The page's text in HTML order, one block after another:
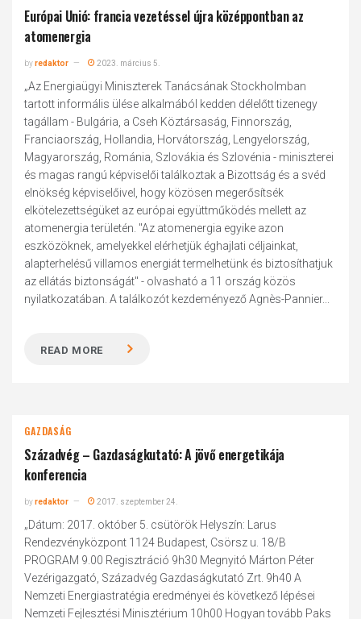
Európai Unió: francia vezetéssel újra középpontban az
atomenergia
byredaktor 2023. március 5.
„Az Energiaügyi Miniszterek Tanácsának Stockholmban
tartott informális ülése alkalmából kedden délelőtt tizenegy
tagállam - Bulgária, a Cseh Köztársaság, Finnország,
Franciaország, Hollandia, Horvátország, Lengyelország,
Magyarország, Románia, Szlovákia és Szlovénia - miniszterei
és magas rangú képviselői találkoztak a Bizottság és a svéd
elnökség képviselőivel, hogy közösen megerősítsék
elkötelezettségüket az európai együttműködés mellett az
atomenergia területén. "Az atomenergia egyike azon
eszközöknek, amelyekkel elérhetjük éghajlati céljainkat,
alapterhelésű villamos energiát termelhetünk és biztosíthatjuk
az ellátás biztonságát" - olvasható a 11 ország közös
nyilatkozatában. A találkozót kezdeményező Agnès-Pannier...
READ MORE
GAZDASÁG
Századvég – Gazdaságkutató: A jövő energetikája
konferencia
byredaktor 2017. szeptember 24.
„Dátum: 2017. október 5. csütörök Helyszín: Larus
Rendezvényközpont 1124 Budapest, Csörsz u. 18/B
PROGRAM 9.00 Regisztráció 9h30 Megnyitó Márton Péter
Vezérigazgató, Századvég Gazdaságkutató Zrt. 9h40 A
Nemzeti Energiastratégia eredményei és következő lépései
Nemzeti Fejlesztési Minisztérium 10h00 Hogyan tovább Paks